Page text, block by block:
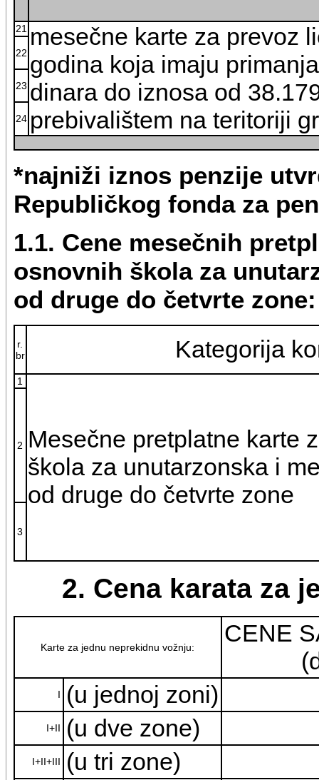
21 mesečne karte za prevoz
godina koja imaju
dinara do iznosa od
prebivalištem na teritoriji
22
23
24
*najniži iznos penzije
Republičkog fonda za
1.1. Cene mesečnih
osnovnih škola za
od druge do četvrte zone:
r.
br
Kategorija
1
Mesečne pretplatne karte
škola za unutarzonska i
od druge do četvrte zone
2
3
2. Cena karata za
Karte za jednu neprekidnu vožnju:
CENE
I (u jednoj zoni)
I+II (u dve zone)
I+II+III (u tri zone)